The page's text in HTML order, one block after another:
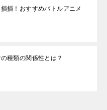
損損！おすすめバトルアニメ
種類の関係性とは？